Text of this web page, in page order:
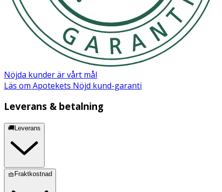
Nöjda kunder är vårt mål
Läs om Apotekets Nöjd kund-garanti
Leverans & betalning
🚚Leverans
🧺Fraktkostnad